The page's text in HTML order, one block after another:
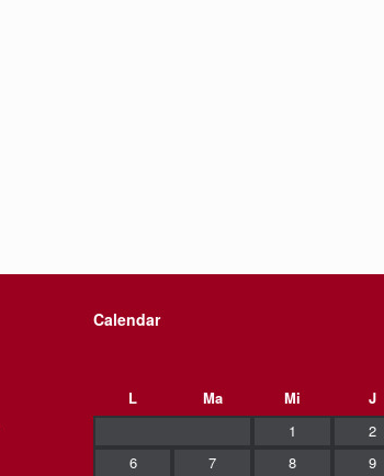
Calendar
L
Ma Mi J
1
2
6
7 8 9